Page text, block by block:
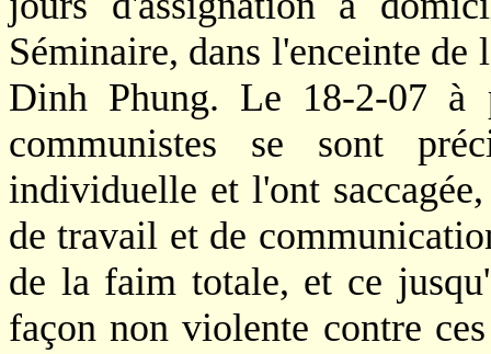
Séminaire, dans l'enceinte de
Dinh Phung. Le 18-2-07 à
communistes se sont
individuelle et l'ont
de travail et de
de la faim totale, et ce
façon non violente contre